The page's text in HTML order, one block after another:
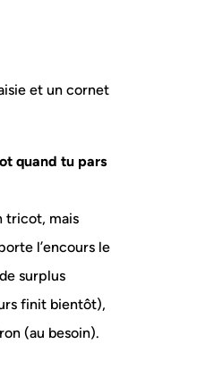
et un cornet
quand tu pars
tricot, mais
l’encours le
surplus
finit bientôt),
(au besoin).